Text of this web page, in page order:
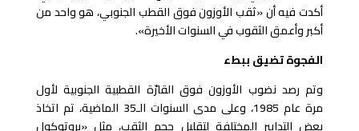
أكدت فيه أن «ثقب الأوزون فوق القطب الجنوبي، هو واحد من
أكبر وأعمق الثقوب في السنوات الأخيرة».
الفجوة تضيق ببطء
وتم رصد نضوب الأوزون فوق القارّة القطبية الجنوبية لأول
مرة عام 1985، وعلى مدى السنوات الـ35 الماضية، تم اتخاذ
بعض التدابير المختلفة لتقليل حجم الثقب، مثل «بروتوكول